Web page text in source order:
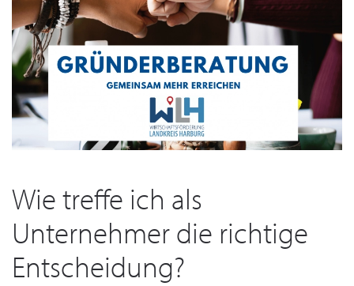
Wie treffe ich als
Unternehmer die richtige
Entscheidung?